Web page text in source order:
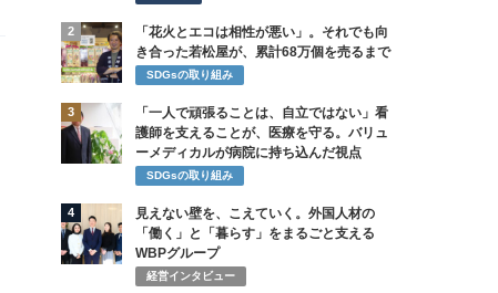
2
「花火とエコは相性が悪い」。それでも向
き合った若松屋が、累計68万個を売るまで
SDGsの取り組み
3
「一人で頑張ることは、自立ではない」看
護師を支えることが、医療を守る。バリュ
ーメディカルが病院に持ち込んだ視点
SDGsの取り組み
4
見えない壁を、こえていく。外国人材の
「働く」と「暮らす」をまるごと支える
WBPグループ
経営インタビュー